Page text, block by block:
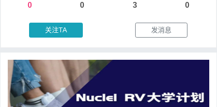
0
0
3
0
关注TA 发消息